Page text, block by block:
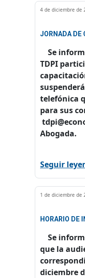
4 de diciembre de
JORNADA DE
Se
TDPI
telefónica
para sus
Abogada.
Seguir
1 de diciembre de
HORARIO DE
Se
que la
diciembre